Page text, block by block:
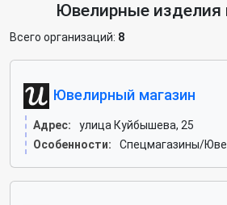
Ювелирные изделия
Всего организаций: 8
Ювелирный магазин
Адрес:
улица Куйбышева, 25
Особенности:
Спецмагазины/